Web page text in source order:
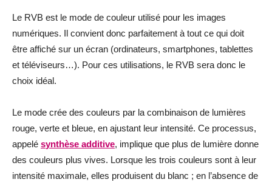
Le RVB est le mode de couleur utilisé pour les images
numériques. Il convient donc parfaitement à tout ce qui doit
être affiché sur un écran (ordinateurs, smartphones, tablettes
et téléviseurs…). Pour ces utilisations, le RVB sera donc le
choix idéal.
Le mode crée des couleurs par la combinaison de lumières
rouge, verte et bleue, en ajustant leur intensité. Ce processus,
appelé synthèse additive, implique que plus de lumière donne
des couleurs plus vives. Lorsque les trois couleurs sont à leur
intensité maximale, elles produisent du blanc ; en l’absence de